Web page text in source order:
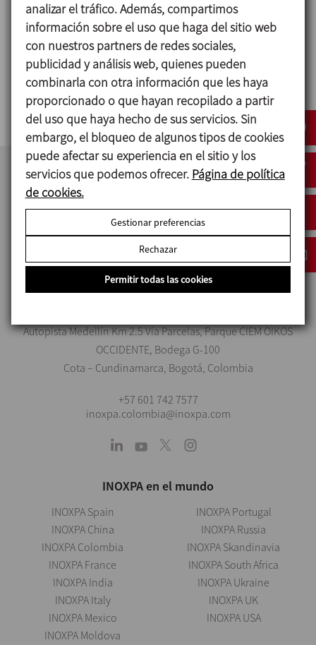
MV
MEZCLADOR TIPO EN V
INOXPA COLOMBIA SAS
Autopista Medellín Km 2.5 Vía Parcelas, Parque CIEM OIKOS
OCCIDENTE, Bodega G-100
Cota – Cundinamarca, Bogotá, Colombia
+57 601 742 7577
inoxpa.colombia@inoxpa.com
INOXPA en el mundo
INOXPA Spain
INOXPA China
INOXPA Colombia
INOXPA France
INOXPA India
INOXPA Italy
INOXPA Mexico
INOXPA Moldova
INOXPA Portugal
INOXPA Russia
INOXPA Skandinavia
INOXPA South Africa
INOXPA Ukraine
INOXPA UK
INOXPA USA
analizar el tráfico. Además, compartimos
información sobre el uso que haga del sitio web
con nuestros partners de redes sociales,
publicidad y análisis web, quienes pueden
combinarla con otra información que les haya
proporcionado o que hayan recopilado a partir
del uso que haya hecho de sus servicios. Sin
embargo, el bloqueo de algunos tipos de cookies
puede afectar su experiencia en el sitio y los
servicios que podemos ofrecer. Página de política
de cookies.
Gestionar preferencias
Rechazar
Permitir todas las cookies